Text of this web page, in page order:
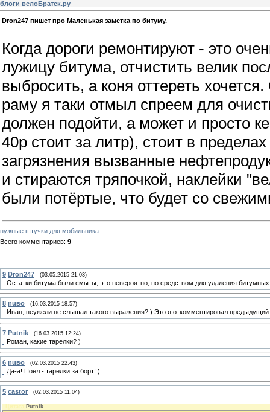
блоги велоБратск.ру
Dron247 пишет про Маленькая заметка по битуму.
Когда дороги ремонтируют - это
лужицу битума, отчистить велик
выбросить, а коня оттереть
раму я таки отмыл спреем для
должен подойти, а может и просто
40р стоит за литр), стоит в
загрязнения вызванные
и стираются тряпочкой, наклейки
были потёртые, что будет со
нужные штучки для мобильника
Всего комментариев: 9
9 Dron247 (03.05.2015 21:03)
Остатки битума были смыты, это невероятно, но средством для удаления битумных
8 nuвo (16.03.2015 18:57)
Иван, неужели не слышал такого выражения? ) Это я откомментировал предыдущий
7 Putnik (16.03.2015 12:24)
Роман, какие тарелки? )
6 nuвo (02.03.2015 22:43)
Да-а! Поел - тарелки за борт! )
5 castor (02.03.2015 11:04)
Цитата Putnik